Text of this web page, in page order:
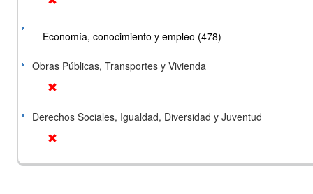
Economía, conocimiento y empleo (478)
Obras Públicas, Transportes y Vivienda
Derechos Sociales, Igualdad, Diversidad y Juventud